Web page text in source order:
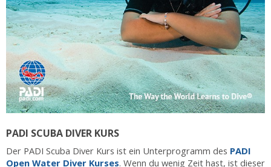
PADI SCUBA DIVER KURS
Der PADI Scuba Diver Kurs ist ein Unterprogramm des PADI
Open Water Diver Kurses. Wenn du wenig Zeit hast, ist dieser